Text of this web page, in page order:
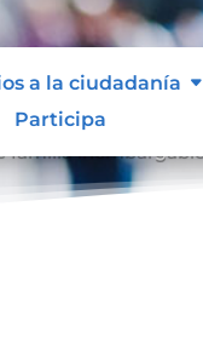
a la ciudadanía
Participa